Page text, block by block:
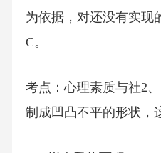
为依据，对还没有实现
C。
考点：心理素质与社2
制成凹凸不平的形状，